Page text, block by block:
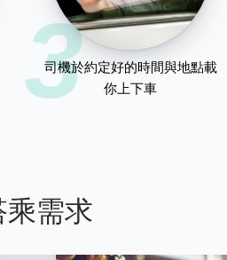
3
司機於約定好的時間與地點載
你上下車
需求